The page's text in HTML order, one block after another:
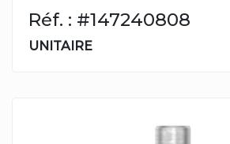
Réf. : #147240808
UNITAIRE